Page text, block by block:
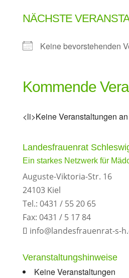
NÄCHSTE
Keine bevorstehenden
Kommende
<li>Keine Veranstaltungen
Landesfrauenrat
Ein starkes Netzwerk für
Auguste-Viktoria-Str. 16
24103 Kiel
Tel.: 0431 / 55 20 65
Fax: 0431 / 5 17 84
info@landesfrauenrat-s-
Veranstaltungshinweise
Keine Veranstaltungen